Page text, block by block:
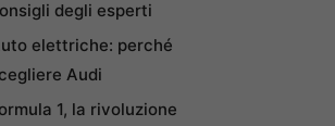
degli esperti
elettriche: perché
Audi
1, la rivoluzione